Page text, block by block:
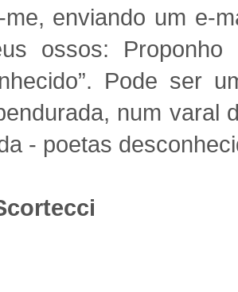
me, enviando um e-
ossos:
Pode ser
num varal
- poetas